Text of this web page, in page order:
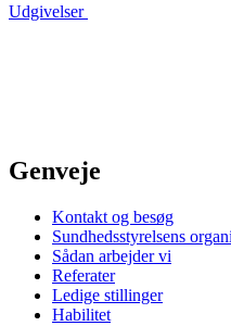
Udgivelser
Genveje
Kontakt og besøg
Sundhedsstyrelsens
Sådan arbejder vi
Referater
Ledige stillinger
Habilitet